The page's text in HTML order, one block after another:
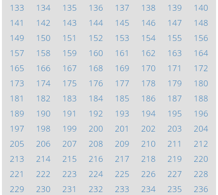
133
134 135 136 137 138 139
140
141
142 143 144 145 146 147
148
149
150 151 152 153 154 155
156
157
158 159 160 161 162 163
164
165
166 167 168 169 170 171
172
173
174 175 176 177 178 179
180
181
182 183 184 185 186 187
188
189
190 191 192 193 194 195
196
197
198 199 200 201 202 203
204
205
206 207 208 209 210 211
212
213
214 215 216 217 218 219
220
221
222 223 224 225 226 227
228
229
230 231 232 233 234 235
236